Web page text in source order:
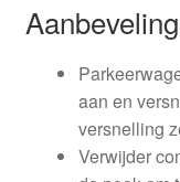
aan en
versnelling
Verwijder